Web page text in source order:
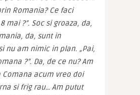
Romania? Ce faci
mai ?”. Soc si groaza, da,
da, sunt in
nu am nimic in plan. „Pai,
?”. Da, de ce nu? Am
Comana acum vreo doi
si frig rau… Am putut